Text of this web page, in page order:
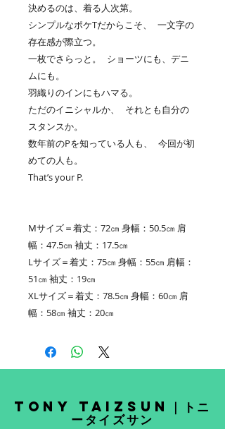
決めるのは、着る人次第。
シンプルなポケTだからこそ、 一文字の
存在感が際立つ。
一枚でさらっと。 ショーツにも、デニ
ムにも。
羽織りのインにもハマる。
ただのイニシャルか、 それとも自分の
スタンスか。
数年前のPを知っている人も、 今回が初
めての人も。
That’s your P.
Mサイズ＝着丈：72㎝ 身幅：50.5㎝ 肩
幅：47.5㎝ 袖丈：17.5㎝
Lサイズ＝着丈：75㎝ 身幅：55㎝ 肩幅：
51㎝ 袖丈：19㎝
XLサイズ＝着丈：78.5㎝ 身幅：60㎝ 肩
幅：58㎝ 袖丈：20㎝
Tony Taizsun｜トニ
ータイズサン